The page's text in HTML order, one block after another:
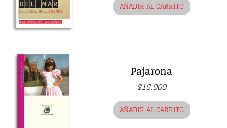
AÑADIR AL CARRITO
Pajarona
$16.000
AÑADIR AL CARRITO